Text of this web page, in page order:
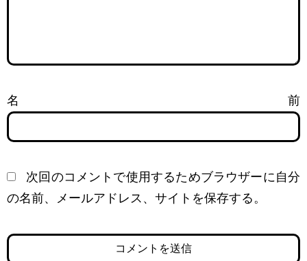
名前
次回のコメントで使用するためブラウザーに自分
の名前、メールアドレス、サイトを保存する。